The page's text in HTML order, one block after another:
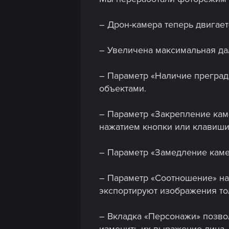
– Дрон-камера теперь
– Увеличена максимальная
– Параметр «Наличие
объектами.
– Параметр «Закрепление
нажатием кнопки или
– Параметр «Замедление
– Параметр «Соотношение»
экспортируют изображения
– Вкладка «Персонажи»